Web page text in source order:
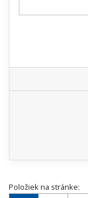
Položiek na stránke: